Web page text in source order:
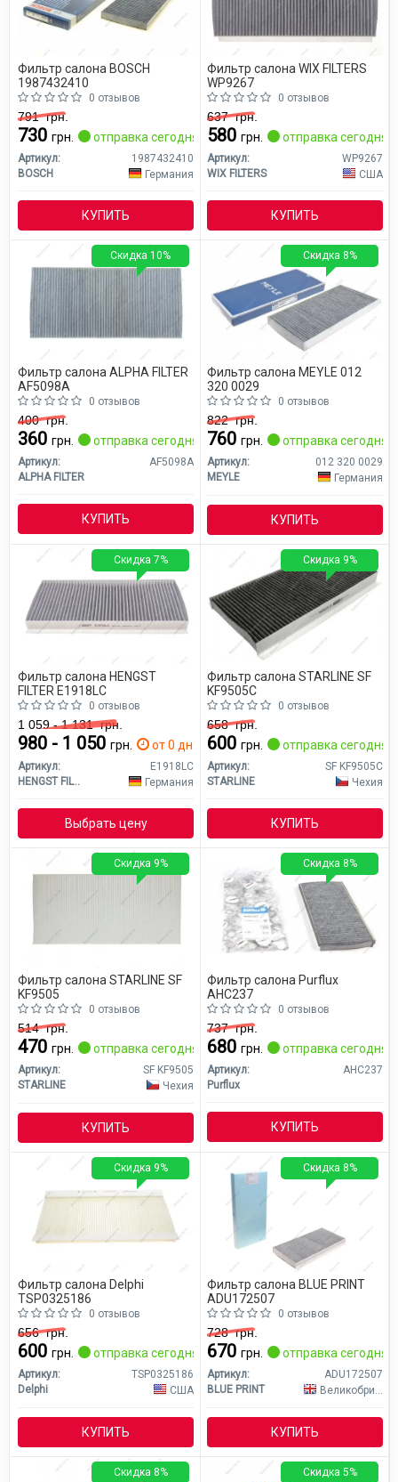
Фильтр салона BOSCH
1987432410
0 отзывов
791грн.
730 грн. отправка сегодня
Артикул:
1987432410
BOSCH
Германия
КУПИТЬ
Фильтр салона WIX FILTERS
WP9267
0 отзывов
637грн.
580 грн. отправка сегодня
Артикул:
WP9267
WIX FILTERS
США
КУПИТЬ
Фильтр салона ALPHA FILTER
AF5098A
0 отзывов
400грн.
360 грн. отправка сегодня
Артикул:
AF5098A
ALPHA FILTER
КУПИТЬ
Скидка 10%
Фильтр салона MEYLE 012
320 0029
0 отзывов
822грн.
760 грн. отправка сегодня
Артикул:
012 320 0029
MEYLE
Германия
КУПИТЬ
Скидка 8%
Фильтр салона HENGST
FILTER E1918LC
0 отзывов
1 059 - 1 131грн.
980 - 1 050 грн. от 0 дн.
Артикул:
E1918LC
HENGST FILTER
Германия
Выбрать цену
Скидка 7%
Фильтр салона STARLINE SF
KF9505C
0 отзывов
658грн.
600 грн. отправка сегодня
Артикул:
SF KF9505C
STARLINE
Чехия
КУПИТЬ
Скидка 9%
Фильтр салона STARLINE SF
KF9505
0 отзывов
514грн.
470 грн. отправка сегодня
Артикул:
SF KF9505
STARLINE
Чехия
КУПИТЬ
Скидка 9%
Фильтр салона Purflux
AHC237
0 отзывов
737грн.
680 грн. отправка сегодня
Артикул:
AHC237
Purflux
КУПИТЬ
Скидка 8%
Фильтр салона Delphi
TSP0325186
0 отзывов
656грн.
600 грн. отправка сегодня
Артикул:
TSP0325186
Delphi
США
КУПИТЬ
Скидка 9%
Фильтр салона BLUE PRINT
ADU172507
0 отзывов
728грн.
670 грн. отправка сегодня
Артикул:
ADU172507
BLUE PRINT
Великобритания
КУПИТЬ
Скидка 8%
Скидка 8% Скидка 5%